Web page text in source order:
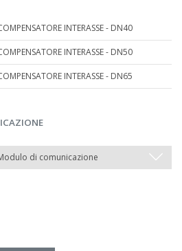
INTERASSE - DN40
INTERASSE - DN50
INTERASSE - DN65
di comunicazione